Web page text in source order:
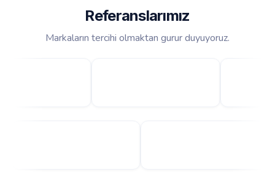
Referanslarımız
Markaların tercihi olmaktan gurur duyuyoruz.